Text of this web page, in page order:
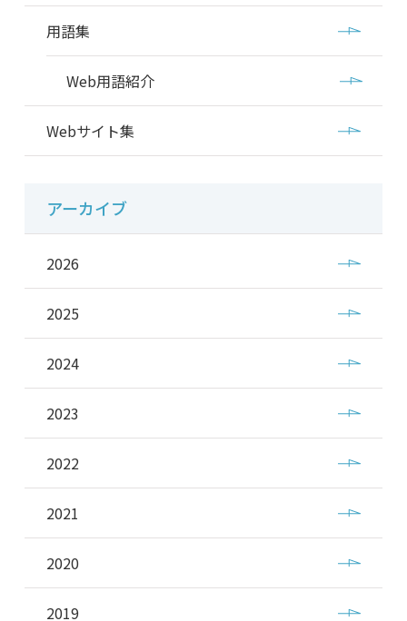
用語集
Web用語紹介
Webサイト集
アーカイブ
2026
2025
2024
2023
2022
2021
2020
2019